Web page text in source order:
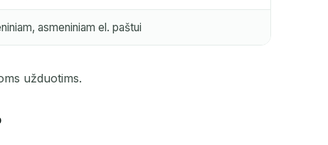
asmeniniam el. paštui
užduotims.